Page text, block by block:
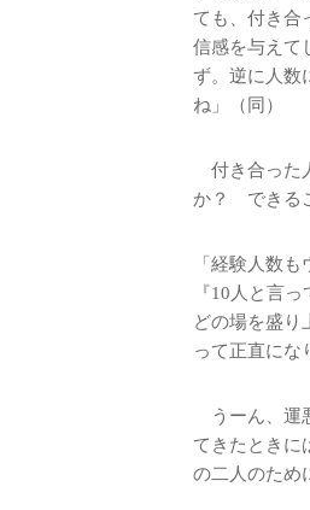
ても、付き合
信感を与えて
ず。逆に人数
ね」（同）
付き合った
か？ できる
「経験人数
『10人と言
どの場を盛り
って正直にな
うーん、運
てきたときに
の二人のため